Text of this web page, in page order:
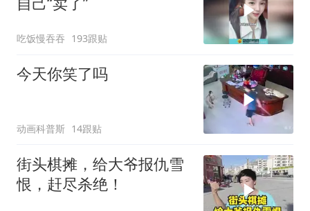
吃饭慢吞吞 193跟贴
今天你笑了吗
动画科普斯 14跟贴
街头棋摊，给大爷报仇雪
恨，赶尽杀绝！